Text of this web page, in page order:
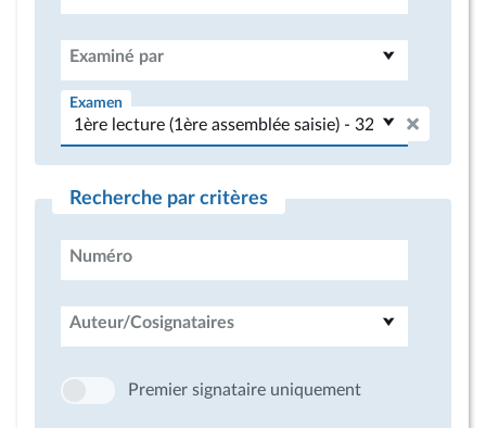
Examiné par
Examen
Recherche par critères
Numéro
Auteur/Cosignataires
Premier signataire uniquement